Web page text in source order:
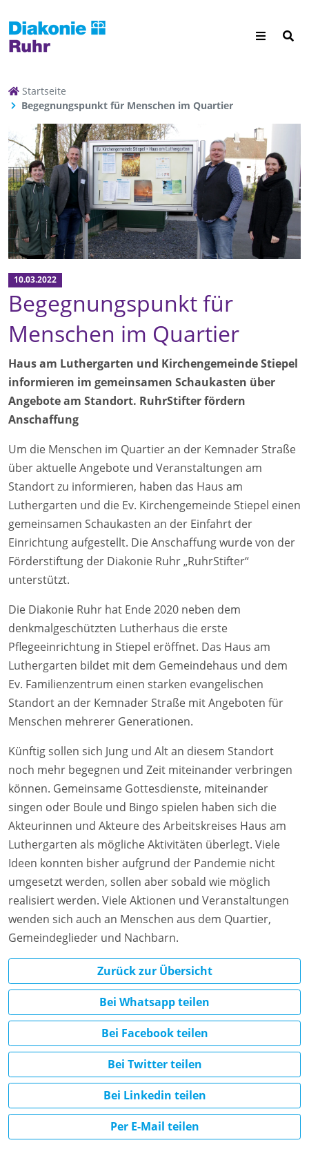
Startseite
Begegnungspunkt für Menschen im Quartier
10.03.2022
Begegnungspunkt für
Menschen im Quartier
Haus am Luthergarten und Kirchengemeinde Stiepel
informieren im gemeinsamen Schaukasten über
Angebote am Standort. RuhrStifter fördern
Anschaffung
Um die Menschen im Quartier an der Kemnader Straße
über aktuelle Angebote und Veranstaltungen am
Standort zu informieren, haben das Haus am
Luthergarten und die Ev. Kirchengemeinde Stiepel einen
gemeinsamen Schaukasten an der Einfahrt der
Einrichtung aufgestellt. Die Anschaffung wurde von der
Förderstiftung der Diakonie Ruhr „RuhrStifter“
unterstützt.
Die Diakonie Ruhr hat Ende 2020 neben dem
denkmalgeschützten Lutherhaus die erste
Pflegeeinrichtung in Stiepel eröffnet. Das Haus am
Luthergarten bildet mit dem Gemeindehaus und dem
Ev. Familienzentrum einen starken evangelischen
Standort an der Kemnader Straße mit Angeboten für
Menschen mehrerer Generationen.
Künftig sollen sich Jung und Alt an diesem Standort
noch mehr begegnen und Zeit miteinander verbringen
können. Gemeinsame Gottesdienste, miteinander
singen oder Boule und Bingo spielen haben sich die
Akteurinnen und Akteure des Arbeitskreises Haus am
Luthergarten als mögliche Aktivitäten überlegt. Viele
Ideen konnten bisher aufgrund der Pandemie nicht
umgesetzt werden, sollen aber sobald wie möglich
realisiert werden. Viele Aktionen und Veranstaltungen
wenden sich auch an Menschen aus dem Quartier,
Gemeindeglieder und Nachbarn.
Zurück zur Übersicht
Bei Whatsapp teilen
Bei Facebook teilen
Bei Twitter teilen
Bei Linkedin teilen
Per E-Mail teilen